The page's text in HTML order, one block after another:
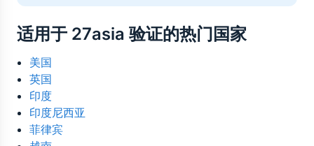
对 27asia 的验证最有效。这有助于您在购买号码前，
选择最可靠的国家、运营商及价格。
27asia 的验证码短信都会在线接收至您的控制面板
——无需实体 SIM 卡，也无地域限制。
适用于 27asia 验证的热门国家
美国
英国
印度
印度尼西亚
菲律宾